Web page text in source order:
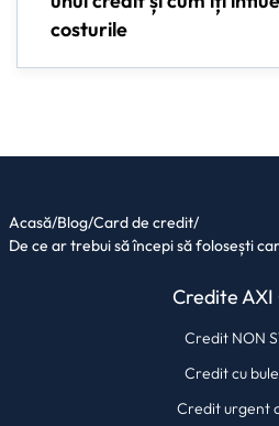
costurile
Acasă/Blog/Card de credit/
De ce ar trebui să începi să folosești
Credite AXI
Credit NON
Credit cu
Credit urgent